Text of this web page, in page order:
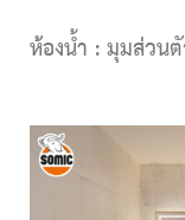
ห้องน้ำ : มุมส่วน